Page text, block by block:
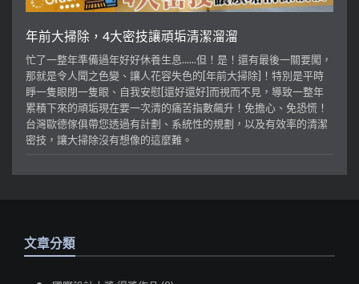
年前大掃除，4大密技讓頑垢清潔溜溜
忙了一整年準備過年好好休養生息......但！是！還有最後一關要闖，
那就是令人聞之色變、讓人花容失色的[年前大掃除]！特別是平時
睜一隻眼閉一隻眼、自我安慰[還好還好]而視而不見，導致一整年
累積下來的頑垢現在要一次清的痛苦指數飆升！免擔心、免恐慌！
台灣歐德傢俱帶您透過有計劃、系統性的規劃，以及有效率的清潔
密技，讓大掃除沒有想像的這麼難。
文章分類